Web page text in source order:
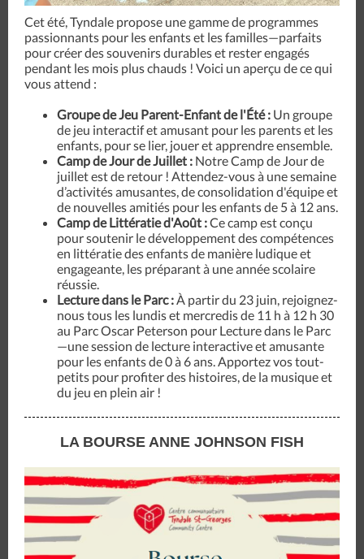
Cet été, Tyndale propose une gamme de programmes
passionnants pour les enfants et les familles—parfaits
pour créer des souvenirs durables et rester engagés
pendant les mois plus chauds ! Voici un aperçu de ce qui
vous attend :
Groupe de Jeu Parent-Enfant de l'Été : Un groupe
de jeu interactif et amusant pour les parents et les
enfants, pour se lier, jouer et apprendre ensemble.
Camp de Jour de Juillet : Notre Camp de Jour de
juillet est de retour ! Attendez-vous à une semaine
d’activités amusantes, de consolidation d'équipe et
de nouvelles amitiés pour les enfants de 5 à 12 ans.
Camp de Littératie d'Août :Ce camp est conçu
pour soutenir le développement des compétences
en littératie des enfants de manière ludique et
engageante, les préparant à une année scolaire
réussie.
Lecture dans le Parc :À partir du 23 juin, rejoignez-
nous tous les lundis et mercredis de 11 h à 12 h 30
au Parc Oscar Peterson pour Lecture dans le Parc
—une session de lecture interactive et amusante
pour les enfants de 0 à 6 ans. Apportez vos tout-
petits pour profiter des histoires, de la musique et
du jeu en plein air !
LA BOURSE ANNE JOHNSON FISH